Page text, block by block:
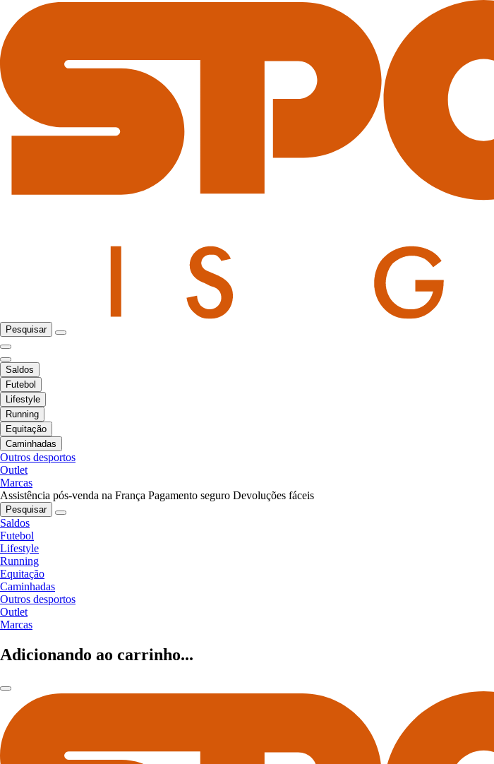
Pesquisar
Saldos
Futebol
Lifestyle
Running
Equitação
Caminhadas
Outros desportos
Outlet
Marcas
Assistência pós-venda na França Pagamento seguro Devoluções fáceis
Pesquisar
Saldos
Futebol
Lifestyle
Running
Equitação
Caminhadas
Outros desportos
Outlet
Marcas
Adicionando ao carrinho...